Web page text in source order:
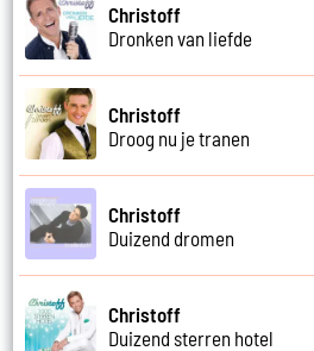
Christoff
Dronken van liefde
Christoff
Droog nu je tranen
Christoff
Duizend dromen
Christoff
Duizend sterren hotel